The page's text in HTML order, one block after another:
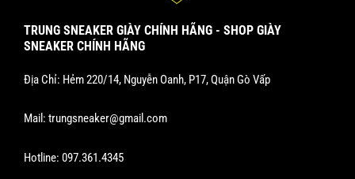
TRUNG SNEAKER GIÀY CHÍNH HÃNG - SHOP GIÀY
SNEAKER CHÍNH HÃNG
Địa Chỉ: Hẻm 220/14, Nguyễn Oanh, P17, Quận Gò Vấp
Mail: trungsneaker@gmail.com
Hotline: 097.361.4345